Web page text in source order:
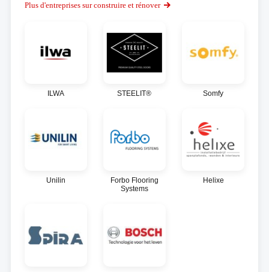
Plus d'entreprises sur construire et rénover
ILWA STEELIT® Somfy
Unilin
Forbo Flooring
Systems
Helixe